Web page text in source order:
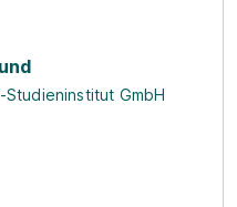
Studieninstitut GmbH